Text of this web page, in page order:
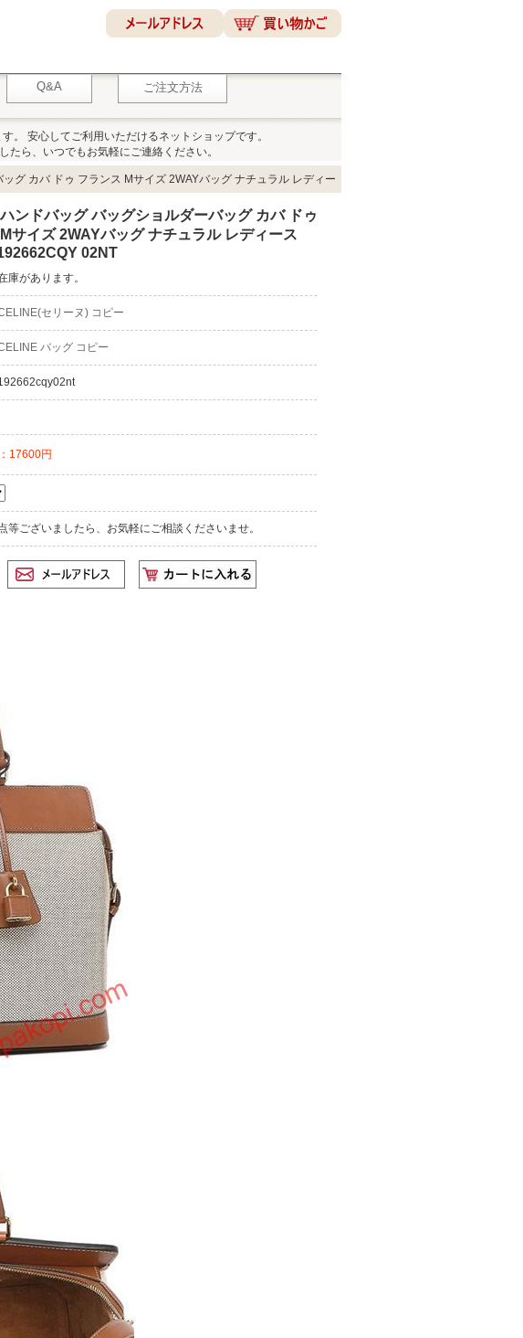
Q&A ご注文方法
。 安心してご利用いただけるネットショップです。
たら、いつでもお気軽にご連絡ください。
グ カバ ドゥ フランス Mサイズ 2WAYバッグ ナチュラル レディー
ンドバッグ バッグショルダーバッグ カバ ドゥ
サイズ 2WAYバッグ ナチュラル レディース
02NT
庫があります。
セリーヌ) コピー
バッグ コピー
17600円
等ございましたら、お気軽にご相談くださいませ。